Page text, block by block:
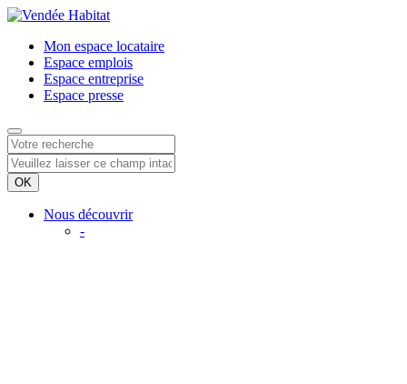
Mon espace locataire
Espace emplois
Espace entreprise
Espace presse
Nous découvrir
-